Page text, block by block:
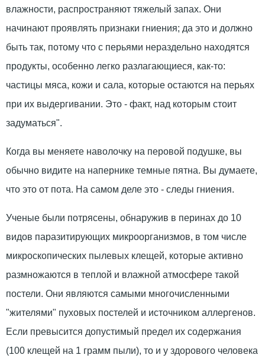
влажности, распространяют тяжелый запах. Они
начинают проявлять признаки гниения; да это и должно
быть так, потому что с перьями нераздельно находятся
продукты, особенно легко разлагающиеся, как-то:
частицы мяса, кожи и сала, которые остаются на перьях
при их выдергивании. Это - факт, над которым стоит
задуматься".
Когда вы меняете наволочку на перовой подушке, вы
обычно видите на напернике темные пятна. Вы думаете,
что это от пота. На самом деле это - следы гниения.
Ученые были потрясены, обнаружив в перинах до 10
видов паразитирующих микроорганизмов, в том числе
микроскопических пылевых клещей, которые активно
размножаются в теплой и влажной атмосфере такой
постели. Они являются самыми многочисленными
"жителями" пуховых постелей и источником аллергенов.
Если превысится допустимый предел их содержания
(100 клещей на 1 грамм пыли), то и у здорового человека